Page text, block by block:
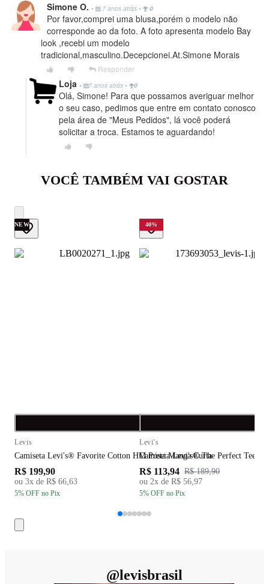
Simone O. • 7 anos atrás • 0
Por favor,comprei uma blusa,porém o modelo não
corresponde ao da foto. A foto apresenta modelo Bay
look ,recebi um modelo
tradicional,masculino.Decepcionei.At.Simone Morais
Responder
Loja • 7 anos atrás • 0
Olá, Simone! Para que possamos averiguar melhor
o seu caso, pedimos que entre em contato conosco
pela área de "Meus Pedidos", lá você poderá
solicitar a troca. Estamos te aguardando!
VOCÊ TAMBÉM VAI GOSTAR
NEW
Levis
Camiseta Levi's® Favorite Cotton HM Preta Manga Curta
R$ 199,90
ou 3x de R$ 66,63
5% OFF no Pix
40%
Levi's
Camiseta Levi's® The Perfect Tee
R$ 113,94 R$ 189,90
ou 2x de R$ 56,97
5% OFF no Pix
@levisbrasil